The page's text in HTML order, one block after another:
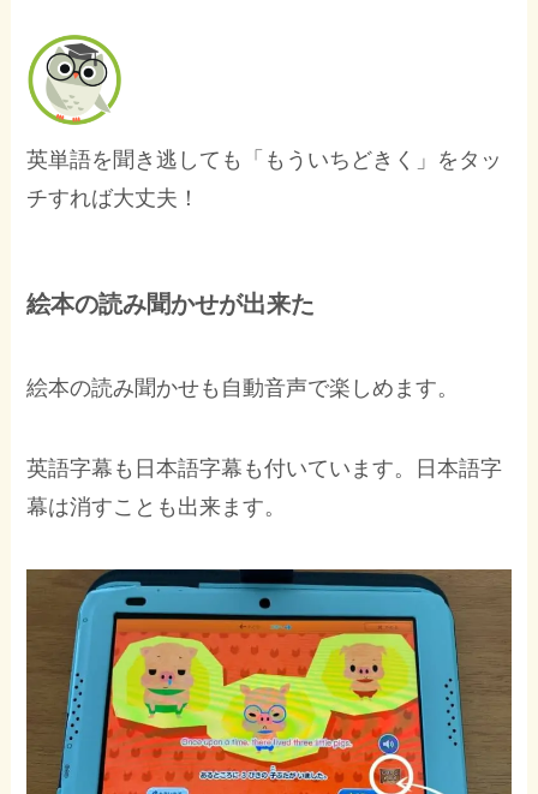
英単語を聞き逃しても「もういちどきく」をタッ
チすれば大丈夫！
絵本の読み聞かせが出来た
絵本の読み聞かせも自動音声で楽しめます。
英語字幕も日本語字幕も付いています。日本語字
幕は消すことも出来ます。